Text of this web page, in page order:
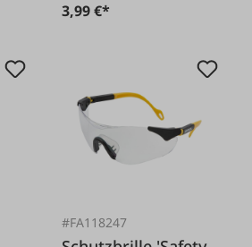
3,99 €*
#FA118247